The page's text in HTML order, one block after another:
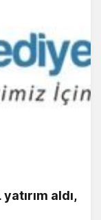
aldı,